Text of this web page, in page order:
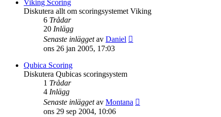
inlägget
Viking Scoring
Diskutera allt om scoringsystemet Viking
6 Trådar
20 Inlägg
Senaste inläggetav Daniel
ons 26 jan 2005, 17:03
Qubica Scoring
Diskutera Qubicas scoringsystem
1 Trådar
4 Inlägg
Senaste inläggetav Montana
ons 29 sep 2004, 10:06